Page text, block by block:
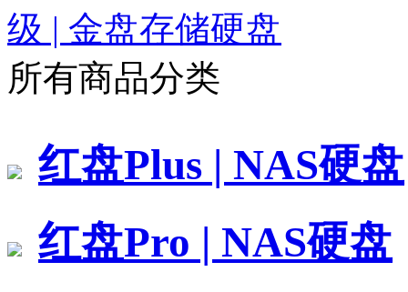
级 | 金盘存储硬盘
所有商品分类
红盘Plus | NAS硬盘
红盘Pro | NAS硬盘